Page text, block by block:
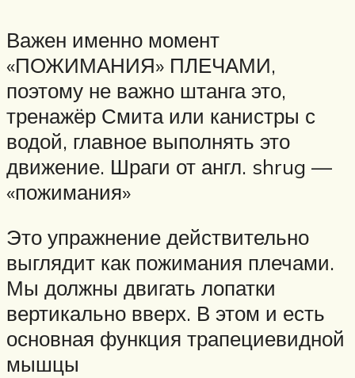
Важен именно момент
«ПОЖИМАНИЯ» ПЛЕЧАМИ,
поэтому не важно штанга это,
тренажёр Смита или канистры с
водой, главное выполнять это
движение. Шраги от англ. shrug —
«пожимания»
Это упражнение действительно
выглядит как пожимания плечами.
Мы должны двигать лопатки
вертикально вверх. В этом и есть
основная функция трапециевидной
мышцы